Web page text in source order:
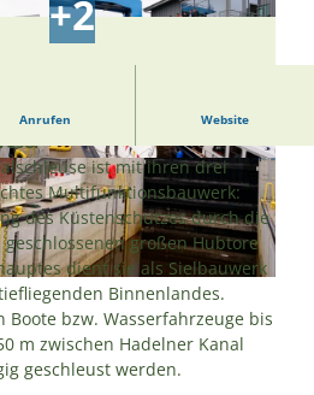
© NLWKN |CC-BY-SA
Anrufen Website
das Tor zum
ist mit ihren drei
Multifunktionsbauwerk:
des Küstenschutzes durch die
großen Hubtore
dient sie als Sielbauwerk
Binnenlandes.
bzw. Wasserfahrzeuge bis
m zwischen Hadelner Kanal
geschleust werden.